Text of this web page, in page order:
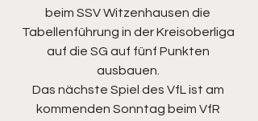
beim SSV Witzenhausen die
Tabellenführung in der Kreisoberliga
auf die SG auf fünf Punkten
ausbauen.
Das nächste Spiel des VfL ist am
kommenden Sonntag beim VfR